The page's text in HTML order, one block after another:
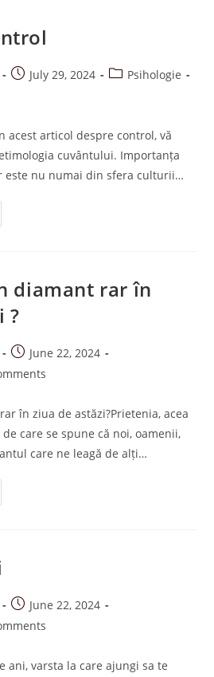
PostJuly 29, 2024
PostPsihologie
articol despre control, vă
cuvântului. Importanța
este nu numai din sfera culturii…
diamant rar în
?
Post
published:
June 22, 2024
în ziua de astăzi?Prietenia, acea
care se spune că noi, oamenii,
care ne leagă de alți…
Post
published:
June 22, 2024
ani, varsta la care ajungi sa te